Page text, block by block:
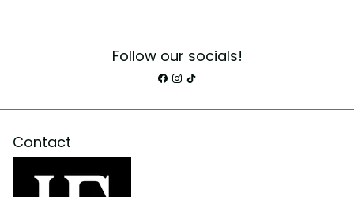
Follow our socials!
Contact